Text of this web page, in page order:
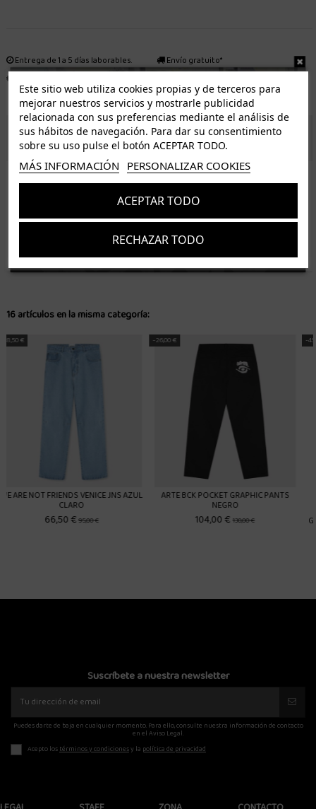
Entrega de 1 a 5 días laborables.
Envío gratuito*
ENVÍO GRATUITO *
ISLAS CANARIAS
Resto de islas 5€. Gratis a partir de 50€
16 artículos en la misma categoría:
GRAPHIC PANTS
GOODIES SPORTIVE MUSTANG PANTS ARTE CIRCLE
Suscríbete a nuestra newsletter
Puedes darte de baja en cualquier momento. Para ello, consulte nuestra información de contacto
en el Aviso Legal.
Acepto lostérminos y condicionesy la política de privacidad
Este sitio web utiliza cookies propias y de terceros para
mejorar nuestros servicios y mostrarle publicidad
relacionada con sus preferencias mediante el análisis de
sus hábitos de navegación. Para dar su consentimiento
sobre su uso pulse el botón ACEPTAR TODO.
MÁS INFORMACIÓN PERSONALIZAR COOKIES
RECHAZAR TODO
ACEPTAR TODO
Suscríbete
Acepto lostérminos y condicionesy lapolítica de privacidad